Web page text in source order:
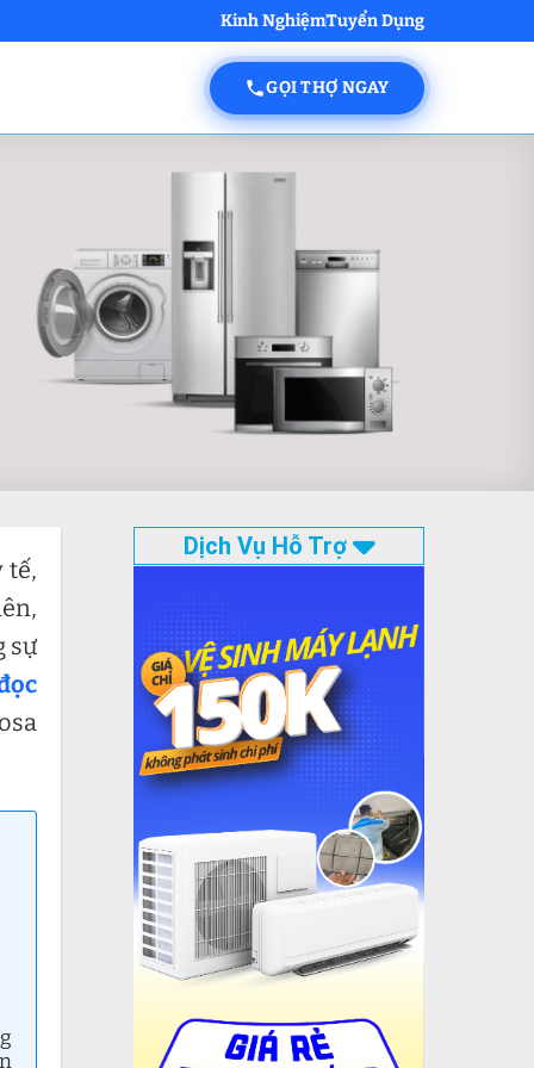
Kinh NghiệmTuyển Dụng
GỌI THỢ NGAY
tế,
sự
Dịch Vụ Hỗ Trợ